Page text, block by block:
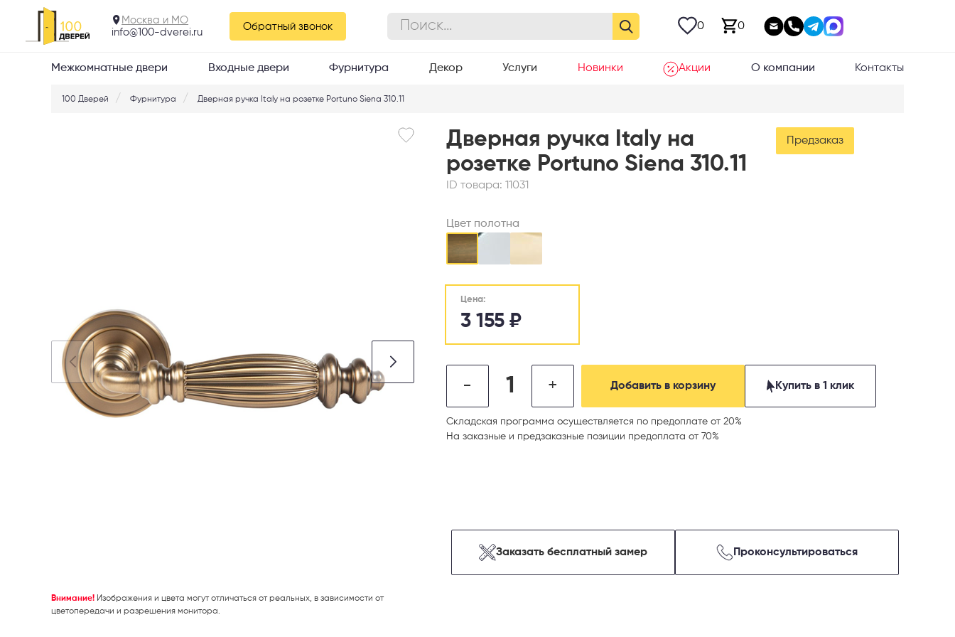
Москва и МО
info@100-dverei.ru
Обратный звонок 0 0
Межкомнатные двери Входные двери Фурнитура Декор Услуги Новинки Акции О компании Контакты
100 Дверей Фурнитура Дверная ручка Italy на розетке Portuno Siena 310.11
Внимание! Изображения и цвета могут отличаться от реальных, в зависимости от
цветопередачи и разрешения монитора.
Дверная ручка Italy на
розетке Portuno Siena 310.11
Предзаказ
ID товара: 11031
Цвет полотна
Цена:
3 155 ₽
- + Купить в 1 клик
Добавить в корзину
Складская программа осуществляется по предоплате от 20%
На заказные и предзаказные позиции предоплата от 70%
Заказать бесплатный замер Проконсультироваться